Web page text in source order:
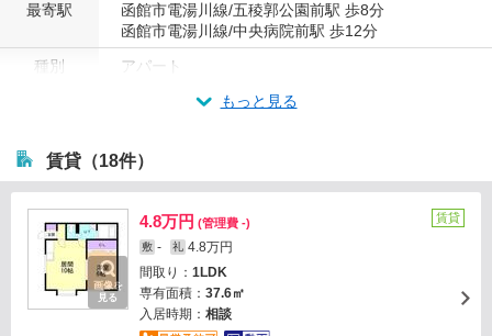
最寄駅
函館市電湯川線/五稜郭公園前駅 歩8分
函館市電湯川線/中央病院前駅 歩12分
種別
アパート
もっと見る
賃貸（18件）
画像を
見る
4.8万円 (管理費 -)
敷 - 礼 4.8万円
間取り： 1LDK
専有面積： 37.6㎡
入居時期： 相談
賃貸